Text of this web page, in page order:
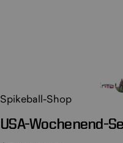
Spikeball-Shop
USA-Wochenend-